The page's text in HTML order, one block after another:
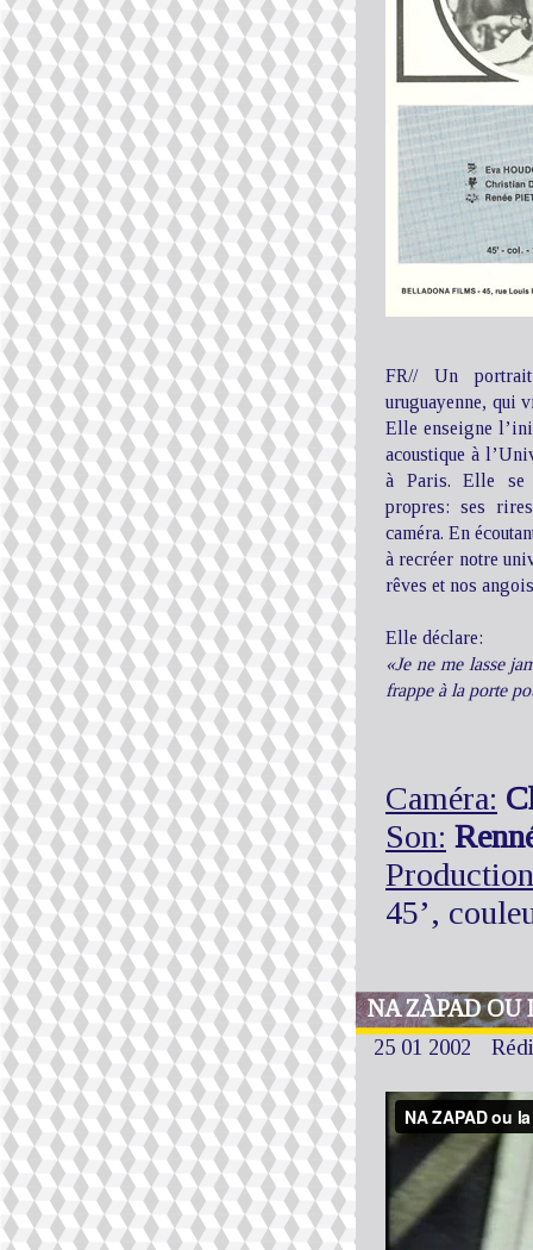
FR// Un portrait
uruguayenne, qui
Elle enseigne
acoustique à
à Paris. Elle se
propres: ses
caméra. En
à recréer notre
rêves et nos
Elle déclare:
«Je ne me lasse
frappe à la porte
Caméra:
Son:
45’,
NA ZÀPAD OU
25 01 2002